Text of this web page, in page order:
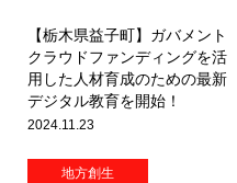
【栃木県益子町】ガバメント
クラウドファンディングを活
用した人材育成のための最新
デジタル教育を開始！
2024.11.23
地方創生